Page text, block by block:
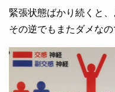
緊張状態ばかり続くと
その逆でもまたダメなの